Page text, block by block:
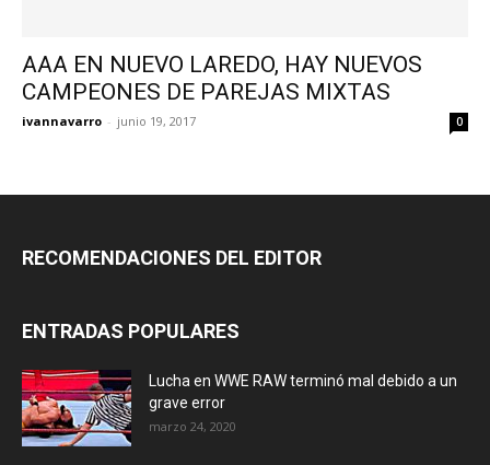
AAA EN NUEVO LAREDO, HAY NUEVOS
CAMPEONES DE PAREJAS MIXTAS
ivannavarro - junio 19, 2017 0
RECOMENDACIONES DEL EDITOR
ENTRADAS POPULARES
Lucha en WWE RAW terminó mal debido a un
grave error
marzo 24, 2020